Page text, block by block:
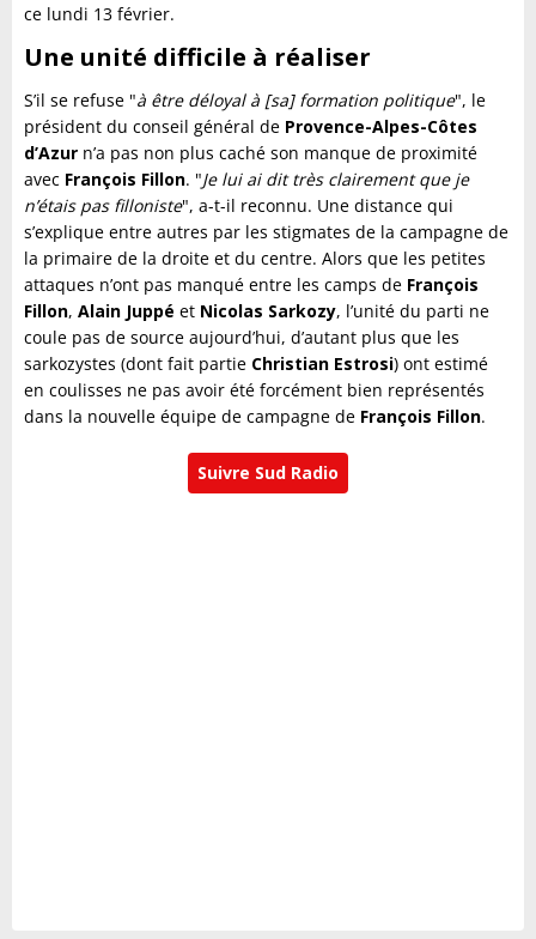
ce lundi 13 février.
Une unité difficile à réaliser
S’il se refuse "à être déloyal à [sa] formation politique", le
président du conseil général de Provence-Alpes-Côtes
d’Azur n’a pas non plus caché son manque de proximité
avec François Fillon. "Je lui ai dit très clairement que je
n’étais pas filloniste", a-t-il reconnu. Une distance qui
s’explique entre autres par les stigmates de la campagne de
la primaire de la droite et du centre. Alors que les petites
attaques n’ont pas manqué entre les camps de François
Fillon, Alain Juppé et Nicolas Sarkozy, l’unité du parti ne
coule pas de source aujourd’hui, d’autant plus que les
sarkozystes (dont fait partie Christian Estrosi) ont estimé
en coulisses ne pas avoir été forcément bien représentés
dans la nouvelle équipe de campagne de François Fillon.
Suivre Sud Radio